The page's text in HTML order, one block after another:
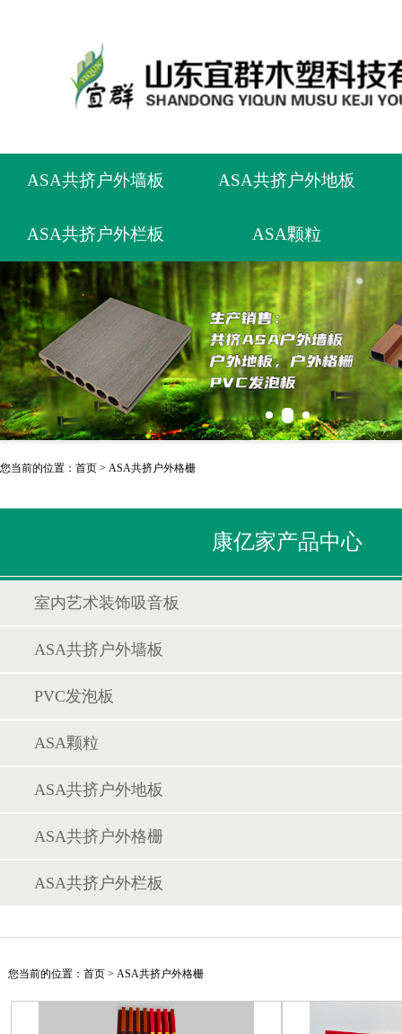
ASA共挤户外墙板 ASA共挤户外地板
ASA共挤户外栏板 ASA颗粒
您当前的位置： 首页 > ASA共挤户外格栅
康亿家产品中心
室内艺术装饰吸音板
ASA共挤户外墙板
PVC发泡板
ASA颗粒
ASA共挤户外地板
ASA共挤户外格栅
ASA共挤户外栏板
您当前的位置： 首页 > ASA共挤户外格栅